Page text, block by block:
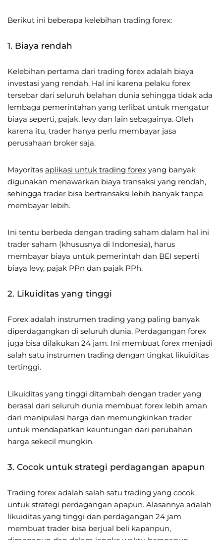
Berikut ini beberapa kelebihan trading forex:
1. Biaya rendah
Kelebihan pertama dari trading forex adalah biaya
investasi yang rendah. Hal ini karena pelaku forex
tersebar dari seluruh belahan dunia sehingga tidak ada
lembaga pemerintahan yang terlibat untuk mengatur
biaya seperti, pajak, levy dan lain sebagainya. Oleh
karena itu, trader hanya perlu membayar jasa
perusahaan broker saja.
Mayoritas aplikasi untuk trading forex yang banyak
digunakan menawarkan biaya transaksi yang rendah,
sehingga trader bisa bertransaksi lebih banyak tanpa
membayar lebih.
Ini tentu berbeda dengan trading saham dalam hal ini
trader saham (khususnya di Indonesia), harus
membayar biaya untuk pemerintah dan BEI seperti
biaya levy, pajak PPn dan pajak PPh.
2. Likuiditas yang tinggi
Forex adalah instrumen trading yang paling banyak
diperdagangkan di seluruh dunia. Perdagangan forex
juga bisa dilakukan 24 jam. Ini membuat forex menjadi
salah satu instrumen trading dengan tingkat likuiditas
tertinggi.
Likuiditas yang tinggi ditambah dengan trader yang
berasal dari seluruh dunia membuat forex lebih aman
dari manipulasi harga dan memungkinkan trader
untuk mendapatkan keuntungan dari perubahan
harga sekecil mungkin.
3. Cocok untuk strategi perdagangan apapun
Trading forex adalah salah satu trading yang cocok
untuk strategi perdagangan apapun. Alasannya adalah
likuiditas yang tinggi dan perdagangan 24 jam
membuat trader bisa berjual beli kapanpun,